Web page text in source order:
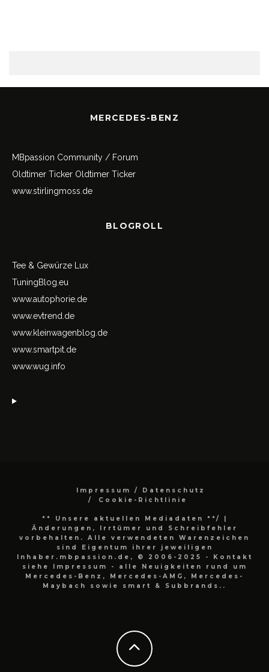
MERCEDES-BENZ
MBpassion Community / Forum
Oldtimer Ticker Oldtimer Ticker
www.stirlingmoss.de
BLOGROLL
Tee & Gewürze Lux
TuningBlog.eu
www.autophorie.de
www.evtrend.de
www.kleinwagenblog.de
www.smartpit.de
www.wug.info
Impressum / Datenschutz
Cookie-Richtlinie
** Unsere aktuellen Mediadaten **/
|
Änderungen, Irrtümer und Schreibfehler
vorbehalten. Alle verwendeten Warenzeichen
sind Eigentum ihrer jeweiligen
Inhaber.mbpassion.de, © 2006-2025 - Kontakt
siehe Impressum - alle Neuigkeiten rund um
Mercedes-Benz, Mercedes-AMG, Mercedes-
Maybach sowie smart & Subbrands..